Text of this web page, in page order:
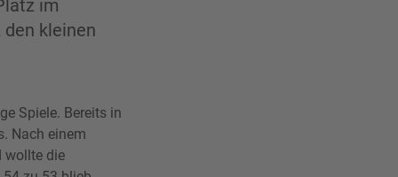
im
kleinen
Spiele. Bereits in
Nach einem
wollte die